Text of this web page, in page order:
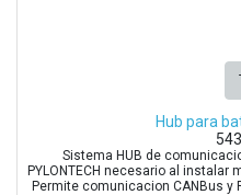
Hub para
Sistema HUB de
PYLONTECH necesario al instalar
Permite comunicacion CANBus y